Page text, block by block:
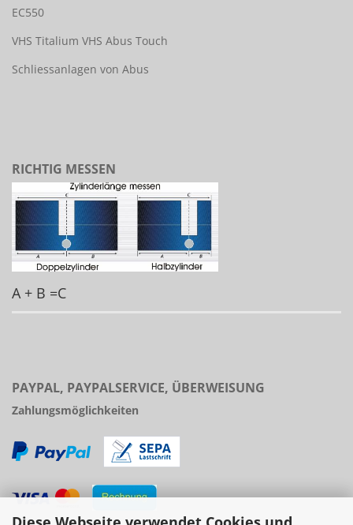
EC550
VHS Titalium VHS Abus Touch
Schliessanlagen von Abus
RICHTIG MESSEN
A + B =C
PAYPAL, PAYPALSERVICE, ÜBERWEISUNG
Zahlungsmöglichkeiten